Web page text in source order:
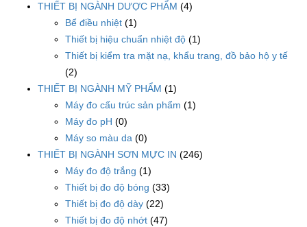
THIẾT BỊ NGÀNH DƯỢC PHẨM (4)
Bể điều nhiệt (1)
Thiết bị hiệu chuẩn nhiệt độ (1)
Thiết bị kiểm tra mặt nạ, khẩu trang, đồ bảo hộ y tế
(2)
THIẾT BỊ NGÀNH MỸ PHẨM (1)
Máy đo cấu trúc sản phẩm (1)
Máy đo pH (0)
Máy so màu da (0)
THIẾT BỊ NGÀNH SƠN MỰC IN (246)
Máy đo độ trắng (1)
Thiết bị đo độ bóng (33)
Thiết bị đo độ dày (22)
Thiết bị đo độ nhớt (47)